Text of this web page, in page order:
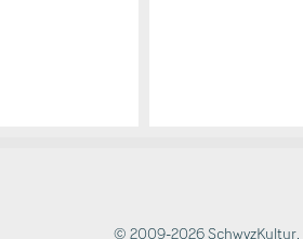
© 2009-2026 SchwyzKultur